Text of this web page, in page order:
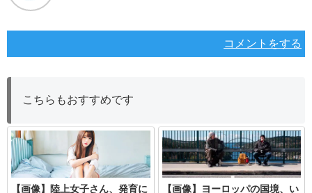
コメントをする
こちらもおすすめです
【画像】陸上女子さん、発育に
【画像】ヨーロッパの国境、い